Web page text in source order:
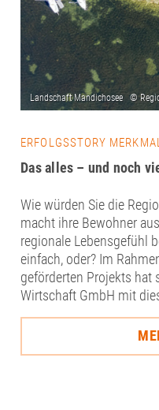
ERFOLGSSTORY
Das alles – und noch
Wie würden Sie die
macht ihre Bewohner
regionale Lebensgefühl
einfach, oder? Im
geförderten Projekts hat
Wirtschaft GmbH mit